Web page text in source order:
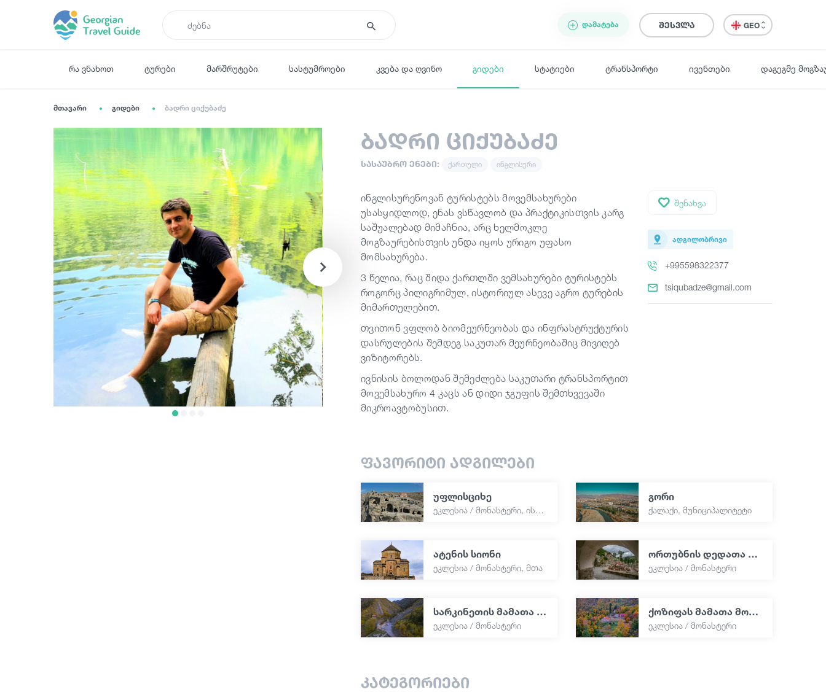
ᲓᲐᲛᲐᲢᲔᲑᲐ შესვლა GEO
რა ვნახოთ ტურები მარშრუტები სასტუმროები კვება და ღვინო გიდები სტატიები ტრანსპორტი ივენთები დაგეგმე
მთავარი გიდები ბადრი ციქუბაძე
ბადრი ციქუბაძე
სასაუბრო ენები: ქართული ინგლისური
ინგლისურენოვან ტურისტებს მოვემსახურები
უსასყიდლოდ, ენას ვსწავლობ და პრაქტიკისთვის კარგ
საშუალებად მიმაჩნია, არც ხელმოკლე
მოგზაურებისთვის უნდა იყოს ურიგო უფასო
მომსახურება.
3 წელია, რაც შიდა ქართლში ვემსახურები ტურისტებს
როგორც პილიგრიმულ, ისტორიულ ასევე აგრო ტურების
მიმართულებით.
თვითონ ვფლობ ბიომეურნეობას და ინფრასტრუქტურის
დასრულების შემდეგ საკუთარ მეურნეობაშიც მივიღებ
ვიზიტორებს.
ივნისის ბოლოდან შემეძლება საკუთარი ტრანსპორტით
მოვემსახურო 4 კაცს ან დიდი ჯგუფის შემთხვევაში
მიკროავტობუსით.
შენახვა
ადგილობრივი
+995598322377
tsiqubadze@gmail.com
ფავორიტი ადგილები
უფლისციხე
ეკლესია / მონასტერი, ისტორიული ძეგლი
გორი
ქალაქი, მუნიციპალიტეტი
ატენის სიონი
ეკლესია / მონასტერი, მთა
ორთუბნის დედათა მონასტერი
ეკლესია / მონასტერი
სარკინეთის მამათა მონასტერი
ეკლესია / მონასტერი
ქოზიფას მამათა მონასტერი
ეკლესია / მონასტერი
კატეგორიები